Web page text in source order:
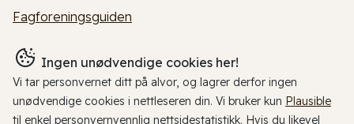
Fagforeningsguiden
Ingen unødvendige cookies her!
Vi tar personvernet ditt på alvor, og lagrer derfor ingen
unødvendige cookies i nettleseren din. Vi bruker kun Plausible
til enkel personvernvennlig nettsidestatistikk. Hvis du likevel